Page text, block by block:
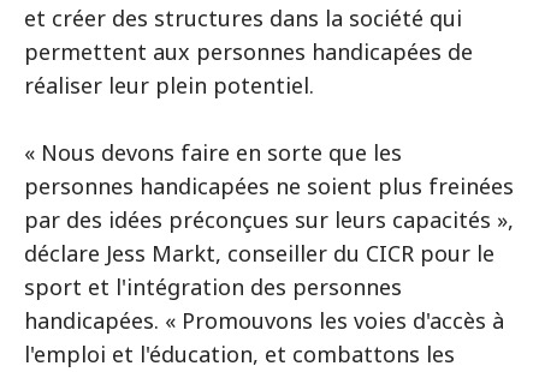
et créer des structures dans la société qui
permettent aux personnes handicapées de
réaliser leur plein potentiel.
« Nous devons faire en sorte que les
personnes handicapées ne soient plus freinées
par des idées préconçues sur leurs capacités »,
déclare Jess Markt, conseiller du CICR pour le
sport et l'intégration des personnes
handicapées. « Promouvons les voies d'accès à
l'emploi et l'éducation, et combattons les